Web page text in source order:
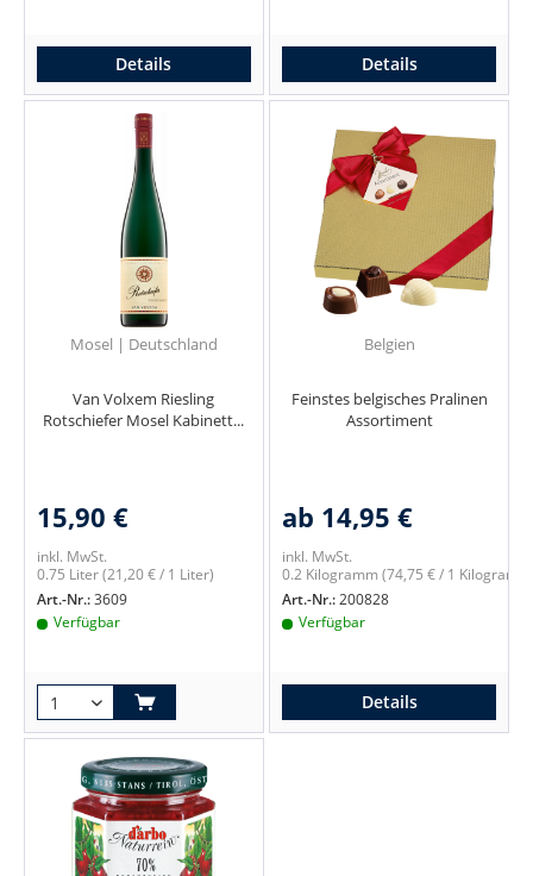
Details Details
Mosel | Deutschland
Van Volxem Riesling
Rotschiefer Mosel Kabinett...
15,90 €
inkl. MwSt.
0.75 Liter(21,20 € / 1 Liter)
Art.-Nr.:3609
Verfügbar
Belgien
Feinstes belgisches Pralinen
Assortiment
ab 14,95 €
inkl. MwSt.
0.2 Kilogramm(74,75 € / 1
Art.-Nr.:200828
Verfügbar
Details